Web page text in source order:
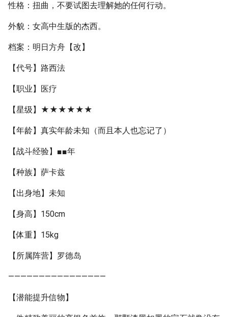
性格：扭曲，不要试图去理解她的任何行动。
外貌：女高中生版的杰西。
档案：明日方舟【改】
【代号】路西法
【职业】医疗
【星级】★★★★★★
【年龄】真实年龄未知（而且本人也忘记了）
【战斗经验】■■年
【种族】萨卡兹
【出身地】未知
【身高】150cm
【体重】15kg
【所属阵营】罗德岛
————————————————
【潜能提升信物】